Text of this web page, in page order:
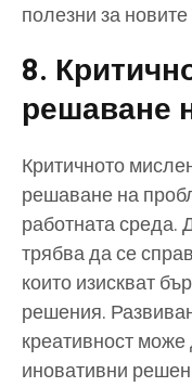
полезни за
8.
решаване
Критичното
решаване на
работната среда.
трябва да се
които изискват
решения.
креативност
иновативни